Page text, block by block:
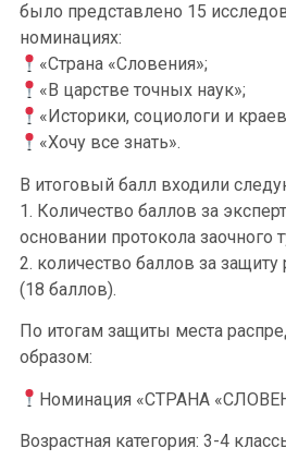
было представлено 15
номинациях:
«Страна «Словения»;
«В царстве точных наук»;
«Историки, социологи и
«Хочу все знать».
В итоговый балл входили
1. Количество баллов за
основании протокола заочного
2. количество баллов за
(18 баллов).
По итогам защиты места
образом:
Номинация «СТРАНА
Возрастная категория: 3-4